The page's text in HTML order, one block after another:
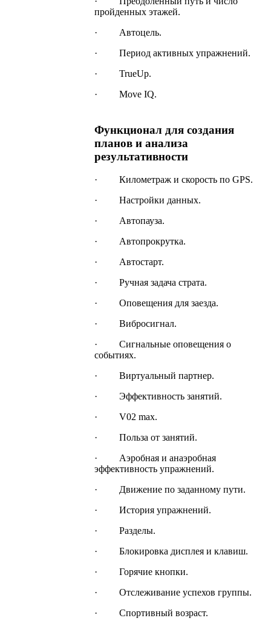
пройденных этажей.
· Автоцель.
· Период активных упражнений.
· TrueUp.
· Move IQ.
Функционал для создания
планов и анализа
результативности
· Километраж и скорость по GPS.
· Настройки данных.
· Автопауза.
· Автопрокрутка.
· Автостарт.
· Ручная задача страта.
· Оповещения для заезда.
· Вибросигнал.
· Сигнальные оповещения о
событиях.
· Виртуальный партнер.
· Эффективность занятий.
· V02 max.
· Польза от занятий.
· Аэробная и анаэробная
эффективность упражнений.
· Движение по заданному пути.
· История упражнений.
· Разделы.
· Блокировка дисплея и клавиш.
· Горячие кнопки.
· Отслеживание успехов группы.
· Спортивный возраст.